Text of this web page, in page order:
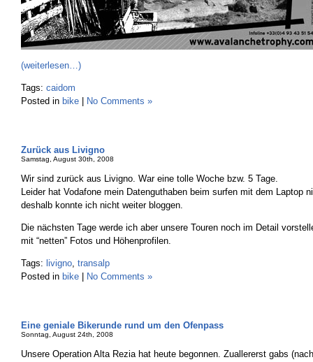
(weiterlesen…)
Tags: caidom
Posted in bike No Comments »
Zurück aus Livigno
Samstag, August 30th, 2008
Wir sind zurück aus Livigno. War eine tolle Woche bzw. 5 Tage.
Leider hat Vodafone mein Datenguthaben beim surfen mit dem Laptop
deshalb konnte ich nicht weiter bloggen.
Die nächsten Tage werde ich aber unsere Touren noch im Detail
mit “netten” Fotos und Höhenprofilen.
Tags: livigno, transalp
Posted in bike No Comments »
Eine geniale Bikerunde rund um den Ofenpass
Sonntag, August 24th, 2008
Unsere Operation Alta Rezia hat heute begonnen. Zuallererst gabs